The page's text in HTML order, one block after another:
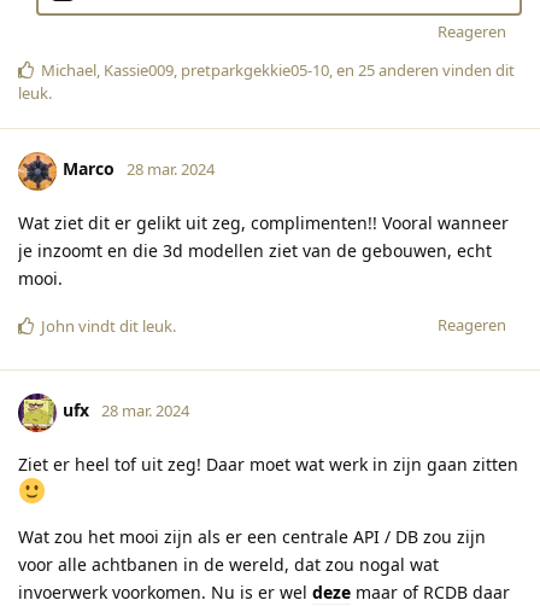
Reageren
Michael Kassie009 pretparkgekkie05-10 , en 25anderen vinden dit
leuk.
Marco 28 mar. 2024
Wat ziet dit er gelikt uit zeg, complimenten!! Vooral wanneer
je inzoomt en die 3d modellen ziet van de gebouwen, echt
mooi.
Reageren
John vindt dit leuk.
ufx 28 mar. 2024
Ziet er heel tof uit zeg! Daar moet wat werk in zijn gaan zitten
Wat zou het mooi zijn als er een centrale API / DB zou zijn
voor alle achtbanen in de wereld, dat zou nogal wat
invoerwerk voorkomen. Nu is er wel deze maar of RCDB daar